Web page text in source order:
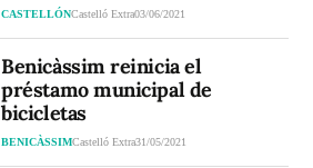
CASTELLÓNCastelló Extra03/06/2021
Benicàssim reinicia el
préstamo municipal de
bicicletas
BENICÀSSIMCastelló Extra31/05/2021